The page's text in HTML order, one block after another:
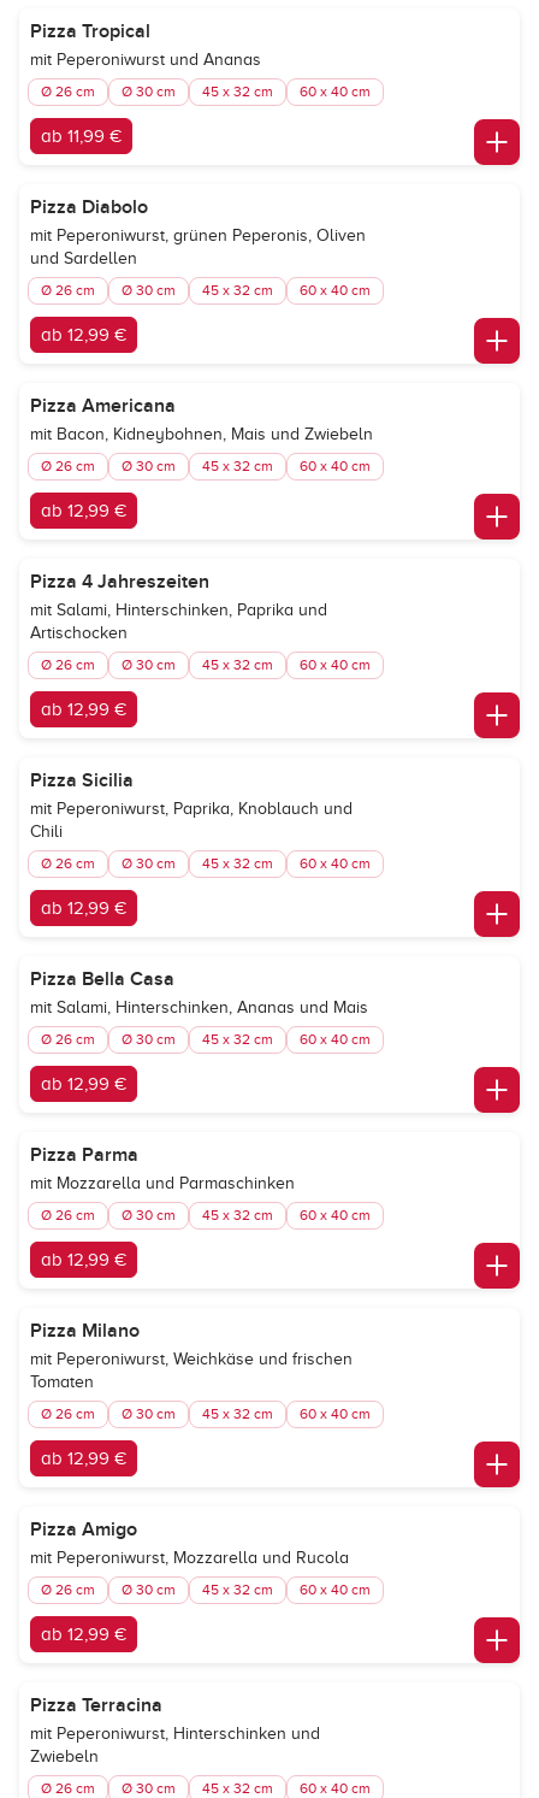
Pizza Tropical
mit Peperoniwurst und Ananas
Ø 26 cm Ø 30 cm 45 x 32 cm 60 x 40 cm
ab 11,99 €
Pizza Diabolo
mit Peperoniwurst, grünen Peperonis, Oliven
und Sardellen
Ø 26 cm Ø 30 cm 45 x 32 cm 60 x 40 cm
ab 12,99 €
Pizza Americana
mit Bacon, Kidneybohnen, Mais und Zwiebeln
Ø 26 cm Ø 30 cm 45 x 32 cm 60 x 40 cm
ab 12,99 €
Pizza 4 Jahreszeiten
mit Salami, Hinterschinken, Paprika und
Artischocken
Ø 26 cm Ø 30 cm 45 x 32 cm 60 x 40 cm
ab 12,99 €
Pizza Sicilia
mit Peperoniwurst, Paprika, Knoblauch und
Chili
Ø 26 cm Ø 30 cm 45 x 32 cm 60 x 40 cm
ab 12,99 €
Pizza Bella Casa
mit Salami, Hinterschinken, Ananas und Mais
Ø 26 cm Ø 30 cm 45 x 32 cm 60 x 40 cm
ab 12,99 €
Pizza Parma
mit Mozzarella und Parmaschinken
Ø 26 cm Ø 30 cm 45 x 32 cm 60 x 40 cm
ab 12,99 €
Pizza Milano
mit Peperoniwurst, Weichkäse und frischen
Tomaten
Ø 26 cm Ø 30 cm 45 x 32 cm 60 x 40 cm
ab 12,99 €
Pizza Amigo
mit Peperoniwurst, Mozzarella und Rucola
Ø 26 cm Ø 30 cm 45 x 32 cm 60 x 40 cm
ab 12,99 €
Pizza Terracina
mit Peperoniwurst, Hinterschinken und
Zwiebeln
Ø 26 cm Ø 30 cm 45 x 32 cm 60 x 40 cm